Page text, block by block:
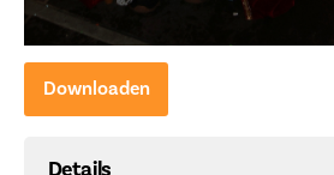
Downloaden
Details